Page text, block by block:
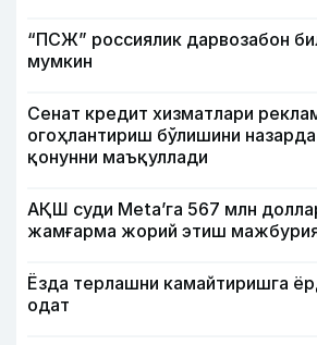
“ПСЖ” россиялик дарвозабон
мумкин
Сенат кредит хизматлари
огоҳлантириш бўлишини
қонунни маъқуллади
АҚШ суди Meta’га 567 млн
жамғарма жорий этиш
Ёзда терлашни камайтиришга
одат